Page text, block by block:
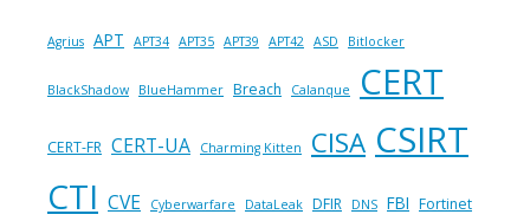
Agrius APT APT34 APT35 APT39 APT42 ASD Bitlocker
BlackShadow BlueHammer Breach Calanque CERT
CERT-FR CERT-UA Charming Kitten CISA CSIRT
CTI CVE Cyberwarfare DataLeak DFIR DNS FBI Fortinet